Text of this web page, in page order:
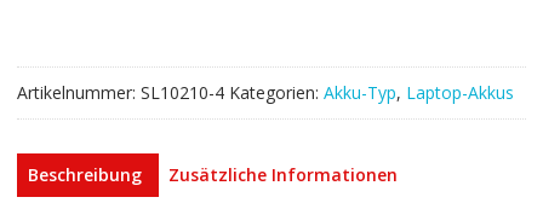
Artikelnummer: SL10210-4 Kategorien: Akku-Typ, Laptop-Akkus
Beschreibung
Zusätzliche Informationen